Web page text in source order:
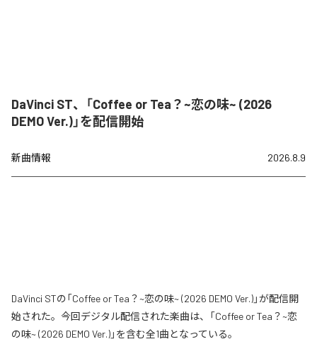
DaVinci ST、「Coffee or Tea？~恋の味~ (2026
DEMO Ver.)」を配信開始
新曲情報 2026.8.9
DaVinci STの「Coffee or Tea？~恋の味~ (2026 DEMO Ver.)」が配信開
始された。今回デジタル配信された楽曲は、「Coffee or Tea？~恋
の味~ (2026 DEMO Ver.)」を含む全1曲となっている。